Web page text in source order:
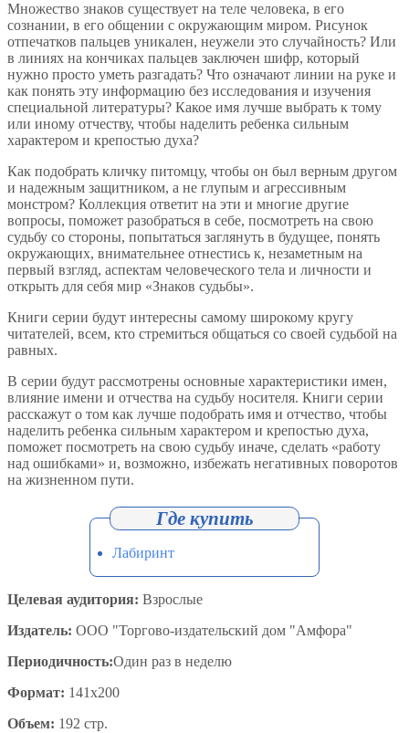
Множество знаков существует на теле человека, в его
сознании, в его общении с окружающим миром. Рисунок
отпечатков пальцев уникален, неужели это случайность? Или
в линиях на кончиках пальцев заключен шифр, который
нужно просто уметь разгадать? Что означают линии на руке и
как понять эту информацию без исследования и изучения
специальной литературы? Какое имя лучше выбрать к тому
или иному отчеству, чтобы наделить ребенка сильным
характером и крепостью духа?
Как подобрать кличку питомцу, чтобы он был верным другом
и надежным защитником, а не глупым и агрессивным
монстром? Коллекция ответит на эти и многие другие
вопросы, поможет разобраться в себе, посмотреть на свою
судьбу со стороны, попытаться заглянуть в будущее, понять
окружающих, внимательнее отнестись к, незаметным на
первый взгляд, аспектам человеческого тела и личности и
открыть для себя мир «Знаков судьбы».
Книги серии будут интересны самому широкому кругу
читателей, всем, кто стремиться общаться со своей судьбой на
равных.
В серии будут рассмотрены основные характеристики имен,
влияние имени и отчества на судьбу носителя. Книги серии
расскажут о том как лучше подобрать имя и отчество, чтобы
наделить ребенка сильным характером и крепостью духа,
поможет посмотреть на свою судьбу иначе, сделать «работу
над ошибками» и, возможно, избежать негативных поворотов
на жизненном пути.
Лабиринт
Целевая аудитория: Взрослые
Издатель: ООО "Торгово-издательский дом "Амфора"
Периодичность:Один раз в неделю
Формат: 141х200
Объем: 192 стр.